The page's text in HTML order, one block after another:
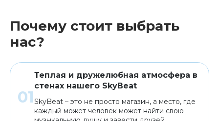
Почему стоит выбрать
нас?
Теплая и дружелюбная атмосфера в
стенах нашего SkyBeat
SkyBeat – это не просто магазин, а место, где
каждый может человек может найти свою